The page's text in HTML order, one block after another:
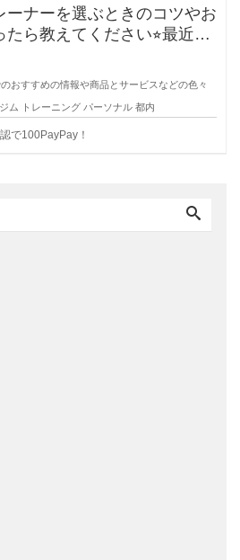
ーナーを選ぶときのコツやお
ら教えてください⭐︎最近は
おすすめの情報や商品とサービスなどの色々
ジム トレーニング パーソナル 都内
で100PayPay！